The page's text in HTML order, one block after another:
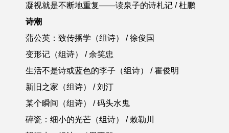
凝视就是不断地重复——读泉子的诗札记 / 杜鹏
诗潮
蒲公英：致传播学（组诗） / 徐俊国
变形记（组诗） / 余笑忠
生活不是诗或蓝色的李子（组诗） / 霍俊明
新旧之家（组诗） / 刘汀
某个瞬间（组诗） / 码头水鬼
碎瓷：细小的光芒（组诗） / 敕勒川